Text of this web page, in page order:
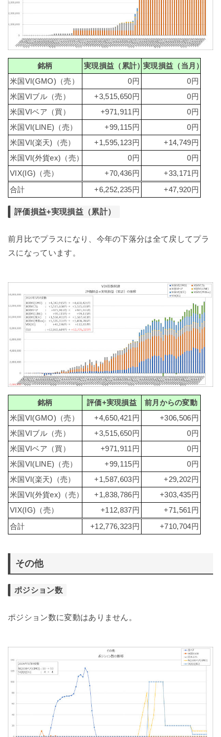
銘柄 実現損益（累計）実現損益（当月）
米国VI(GMO)（売）
0円
0円
米国VIブル（売）
+3,515,650円
0円
米国VIベア（買）
+971,911円
0円
米国VI(LINE)（売）
+99,115円
0円
米国VI(楽天)（売）
+1,595,123円
+14,749円
米国VI(外貨ex)（売）
0円
0円
VIX(IG)（売）
+70,436円 +33,171円
合計 +6,252,235円 +47,920円
評価損益+実現損益（累計）
前月比でプラスになり、今年の下落分は全て戻してプラ
スになっています。
銘柄 評価+実現損益
前月からの変動
米国VI(GMO)（売）
+4,650,421円
+306,506円
米国VIブル（売）
+3,515,650円
0円
米国VIベア（買）
+971,911円
0円
米国VI(LINE)（売）
+99,115円
0円
米国VI(楽天)（売）
+1,587,603円
+29,202円
米国VI(外貨ex)（売）
+1,838,786円
+303,435円
VIX(IG)（売）
+112,837円 +71,561円
合計 +12,776,323円 +710,704円
その他
ポジション数
ポジション数に変動はありません。